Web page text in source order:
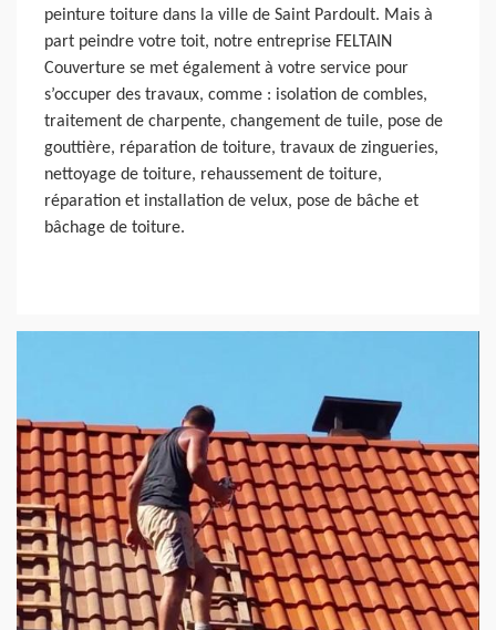
peinture toiture dans la ville de Saint Pardoult. Mais à
part peindre votre toit, notre entreprise FELTAIN
Couverture se met également à votre service pour
s’occuper des travaux, comme : isolation de combles,
traitement de charpente, changement de tuile, pose de
gouttière, réparation de toiture, travaux de zingueries,
nettoyage de toiture, rehaussement de toiture,
réparation et installation de velux, pose de bâche et
bâchage de toiture.